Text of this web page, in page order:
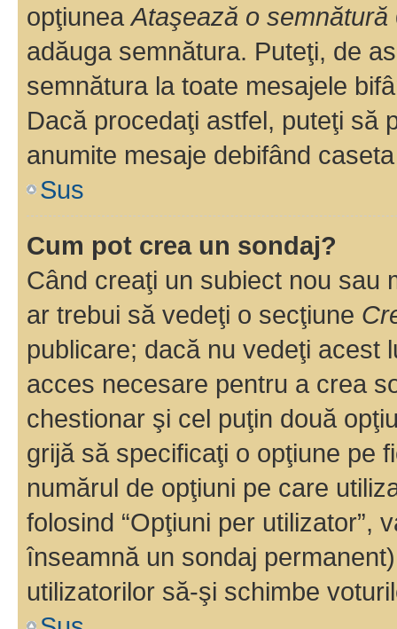
opţiunea Ataşează o semnătură
adăuga semnătura. Puteţi, de
semnătura la toate mesajele
Dacă procedaţi astfel, puteţi să
anumite mesaje debifând
Sus
Cum pot crea un sondaj?
Când creaţi un subiect nou sau
ar trebui să vedeţi o secţiune
publicare; dacă nu vedeţi acest
acces necesare pentru a crea
chestionar şi cel puţin două
grijă să specificaţi o opţiune pe
numărul de opţiuni pe care
folosind “Opţiuni per utilizator”,
înseamnă un sondaj
utilizatorilor să-şi schimbe